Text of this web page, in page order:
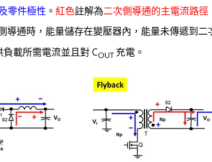
零件極性 。 紅色註解為二次側導通的主電流路徑
通時，能量儲存在變壓器內，能量未傳遞到二
載所需電流並且對 COUT 充電。